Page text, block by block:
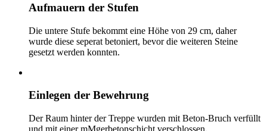
Aufmauern der Stufen
Die untere Stufe bekommt eine Höhe von 29 cm, daher
wurde diese seperat betoniert, bevor die weiteren Steine
gesetzt werden konnten.
Einlegen der Bewehrung
Der Raum hinter der Treppe wurden mit Beton-Bruch verfüllt
und mit einer mMgerbetonschicht verschlossen.